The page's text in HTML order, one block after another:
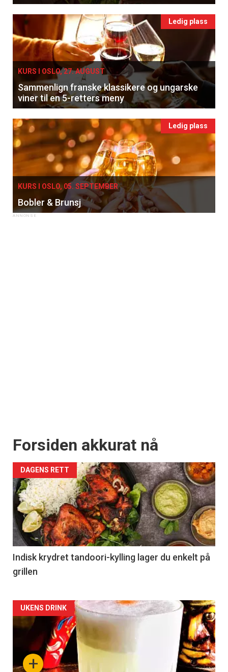
Registrer deg
Ledig plass
KURS I OSLO, 27. AUGUST
Sammenlign franske klassikere og ungarske
viner til en 5-retters meny
Ledig plass
KURS I OSLO, 05. SEPTEMBER
Bobler & Brunsj
Forsiden akkurat nå
DAGENS RETT
Indisk krydret tandoori-kylling lager du enkelt på
grillen
Forsiden
akkurat
nå+
UKENS DRINK